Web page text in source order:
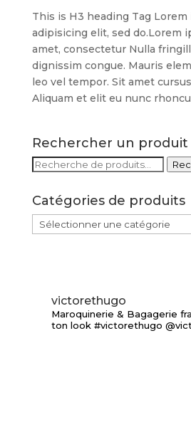
This is H3 heading Tag
adipisicing elit, sed do.Lorem
amet, consectetur Nulla
dignissim congue. Mauris
leo vel tempor. Sit amet
Aliquam et elit eu nunc
Rechercher un produit
Recherche
Catégories de produits
victorethugo
Maroquinerie & Bagagerie
ton look #victorethugo